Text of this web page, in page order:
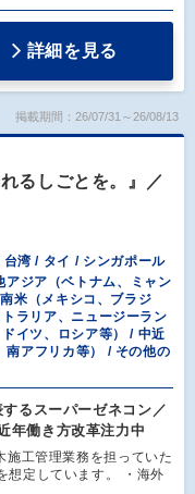
詳細を見る
掲載期間：26/07/31～26/08/13
るしごとを。』／
湾 / タイ / シンガポール
ジア（ベトナム、ミャン
米（メキシコ、ブラジ
ラリア、ニュージーラン
イツ、ロシア等） / 中近
南アフリカ等） / その他の
るスーパーゼネコン／
年働き方改革注力中
施工管理業務を担っていた
想定しています。 ・海外